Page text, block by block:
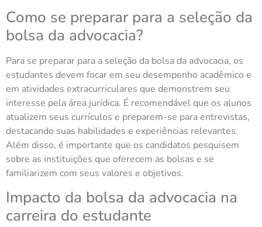
Como se preparar para a seleção da
bolsa da advocacia?
Para se preparar para a seleção da bolsa da advocacia, os
estudantes devem focar em seu desempenho acadêmico e
em atividades extracurriculares que demonstrem seu
interesse pela área jurídica. É recomendável que os alunos
atualizem seus currículos e preparem-se para entrevistas,
destacando suas habilidades e experiências relevantes.
Além disso, é importante que os candidatos pesquisem
sobre as instituições que oferecem as bolsas e se
familiarizem com seus valores e objetivos.
Impacto da bolsa da advocacia na
carreira do estudante